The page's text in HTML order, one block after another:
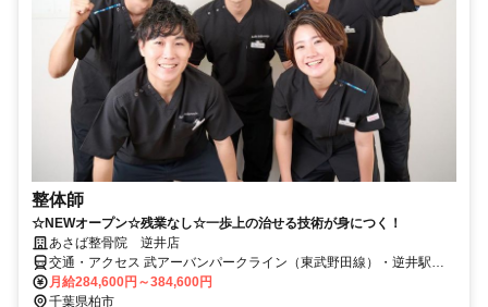
整体師
☆NEWオープン☆残業なし☆一歩上の治せる技術が身につく！
あさば整骨院 逆井店
交通・アクセス 武アーバンパークライン（東武野田線）・逆井駅か
ら徒歩6分（スクールIE逆井校近く）
月給284,600円～384,600円
千葉県柏市